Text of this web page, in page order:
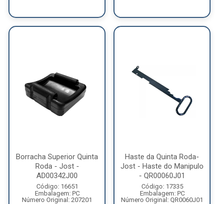
Borracha Superior Quinta
Roda - Jost -
AD00342J00
Código: 16651
Embalagem: PC
Número Original: 207201
Haste da Quinta Roda-
Jost - Haste do Manipulo
- QR00060J01
Código: 17335
Embalagem: PC
Número Original: QR0060J01